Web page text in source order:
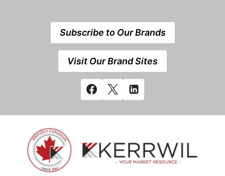
Subscribe to Our Brands
Visit Our Brand Sites